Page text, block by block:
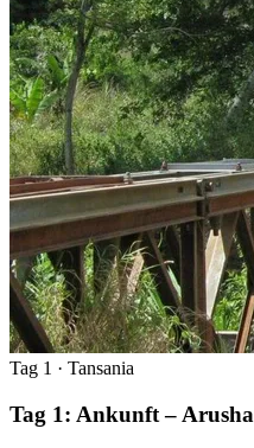
Tag 1 · Tansania
Tag 1: Ankunft – Arusha